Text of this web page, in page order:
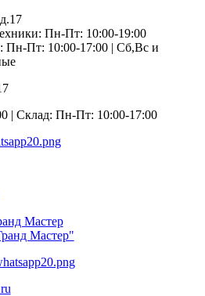
Пн-Пт: 10:00-19:00
Пн-Пт: 10:00-17:00 | Сб,Вс и
| Склад: Пн-Пт: 10:00-17:00